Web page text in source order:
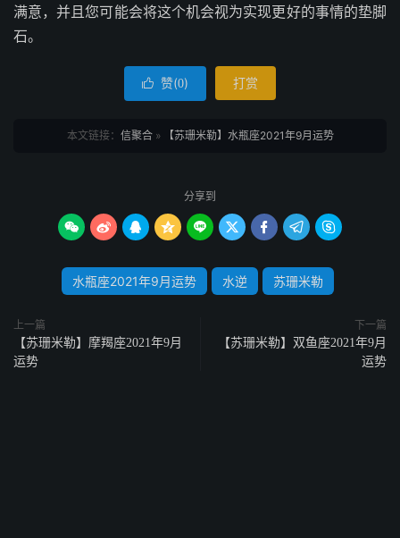
满意，并且您可能会将这个机会视为实现更好的事情的垫脚
石。
 赞(0) 打赏
本文链接： 信聚合» 【苏珊米勒】水瓶座2021年9月运势
分享到
        
水瓶座2021年9月运势 水逆 苏珊米勒
上一篇
【苏珊米勒】摩羯座2021年9月
运势
下一篇
【苏珊米勒】双鱼座2021年9月
运势